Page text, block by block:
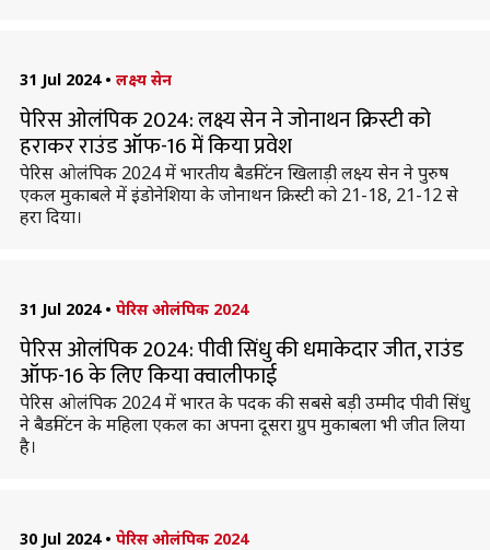
31 Jul 2024 • लक्ष्य सेन
पेरिस ओलंपिक 2024: लक्ष्य सेन ने जोनाथन क्रिस्टी को
हराकर राउंड ऑफ-16 में किया प्रवेश
पेरिस ओलंपिक 2024 में भारतीय बैडमिंटन खिलाड़ी लक्ष्य सेन ने पुरुष
एकल मुकाबले में इंडोनेशिया के जोनाथन क्रिस्टी को 21-18, 21-12 से
हरा दिया।
31 Jul 2024 • पेरिस ओलंपिक 2024
पेरिस ओलंपिक 2024: पीवी सिंधु की धमाकेदार जीत, राउंड
ऑफ-16 के लिए किया क्वालीफाई
पेरिस ओलंपिक 2024 में भारत के पदक की सबसे बड़ी उम्मीद पीवी सिंधु
ने बैडमिंटन के महिला एकल का अपना दूसरा ग्रुप मुकाबला भी जीत लिया
है।
30 Jul 2024 • पेरिस ओलंपिक 2024